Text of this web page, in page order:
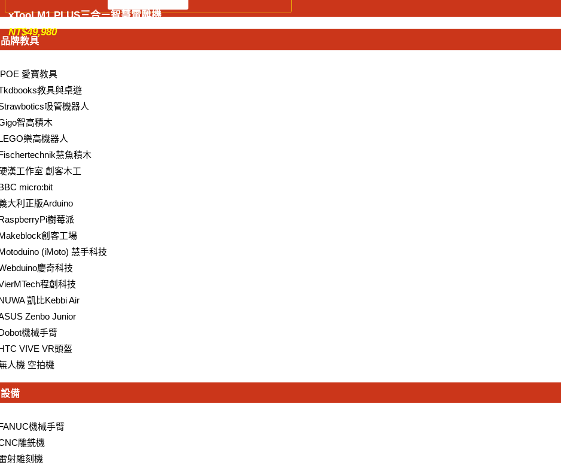
xTool M1 PLUS三合ㄧ智慧雷雕機
NT$49,980
牌教具
愛寶教具
教具與桌遊
吸管機器人
智高積木
樂高機器人
慧魚積木
漢工作室 創客木工
micro:bit
大利正版Arduino
樹莓派
創客工場
(iMoto) 慧手科技
慶奇科技
程創科技
凱比Kebbi Air
Zenbo Junior
機械手臂
VIVE VR頭盔
人機 空拍機
備
機械手臂
雕銑機
射雕刻機